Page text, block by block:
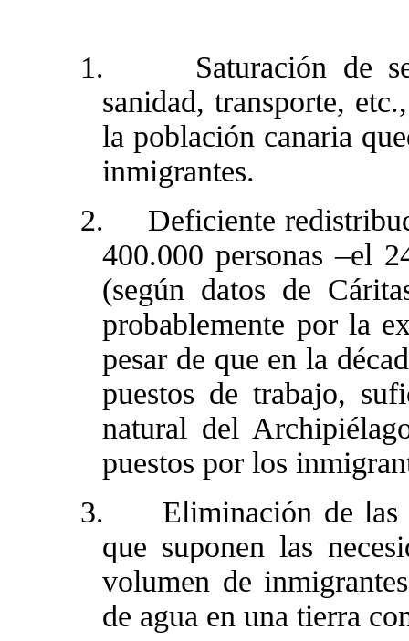
1.
Saturación de
sanidad, transporte,
la población canaria
inmigrantes.
2.
Deficiente
400.000 personas –el
(según datos de
probablemente por la
pesar de que en la
puestos de trabajo,
natural del
puestos por los
3.
Eliminación de
que suponen las
volumen de
de agua en una tierra